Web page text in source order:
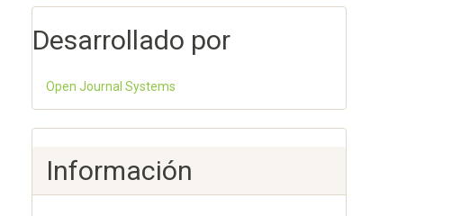
Desarrollado por
Open Journal Systems
Información